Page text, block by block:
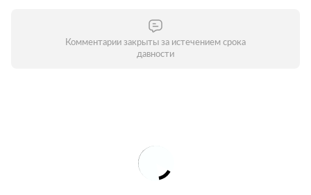
Комментарии закрыты за истечением срока
давности